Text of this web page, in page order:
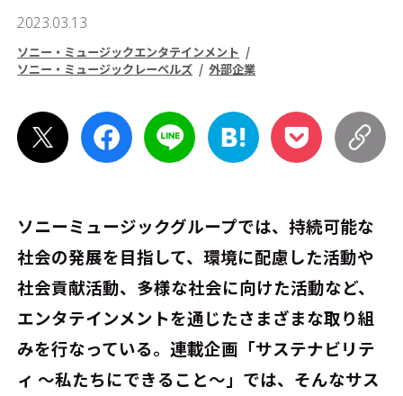
2023.03.13
ソニー・ミュージックエンタテインメント
ソニー・ミュージックレーベルズ
外部企業
ソニーミュージックグループでは、持続可能な
社会の発展を目指して、環境に配慮した活動や
社会貢献活動、多様な社会に向けた活動など、
エンタテインメントを通じたさまざまな取り組
みを行なっている。連載企画「サステナビリテ
ィ ～私たちにできること～」では、そんなサス